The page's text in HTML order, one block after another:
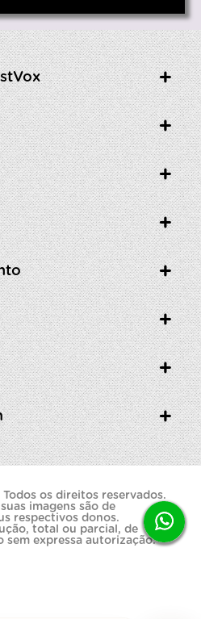
os direitos reservados.
imagens são de
respectivos donos.
total ou parcial, de
sem expressa autorização.